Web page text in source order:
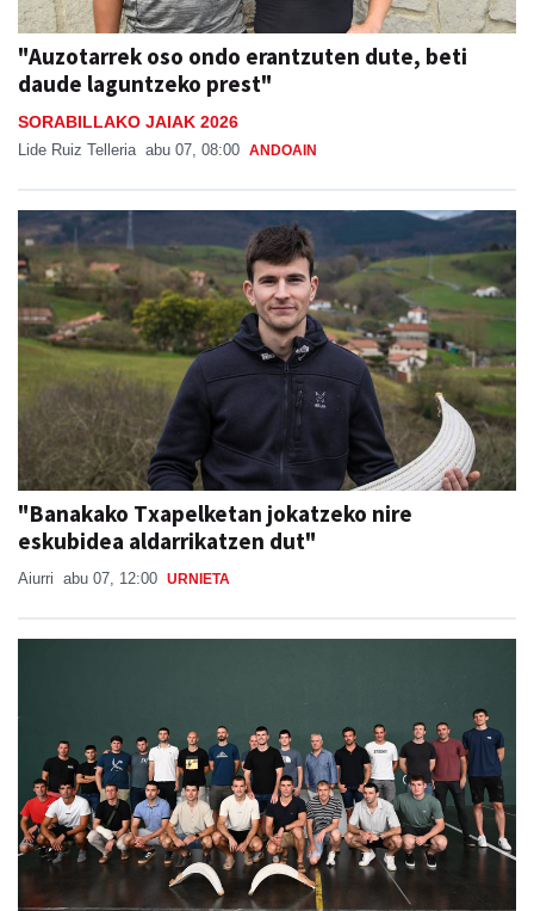
"Auzotarrek oso ondo erantzuten dute, beti
daude laguntzeko prest"
SORABILLAKO JAIAK 2026
Lide Ruiz Telleria abu 07, 08:00 ANDOAIN
"Banakako Txapelketan jokatzeko nire
eskubidea aldarrikatzen dut"
Aiurri abu 07, 12:00 URNIETA